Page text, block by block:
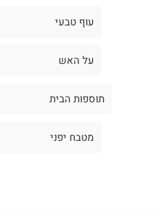
עוף טבעי
על האש
תוספות הבית
מטבח יפני